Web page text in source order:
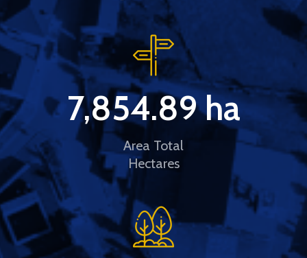
Area Total
Hectares
7,854.89 ha